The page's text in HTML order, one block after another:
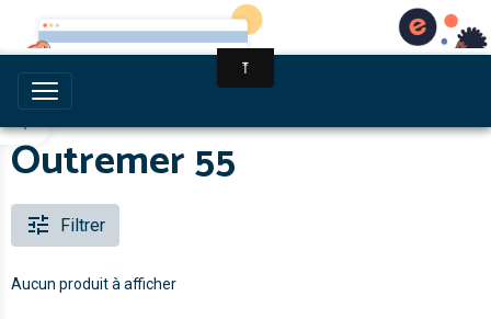
Multihull Equipment
Outremer 55
Filtrer
Aucun produit à afficher